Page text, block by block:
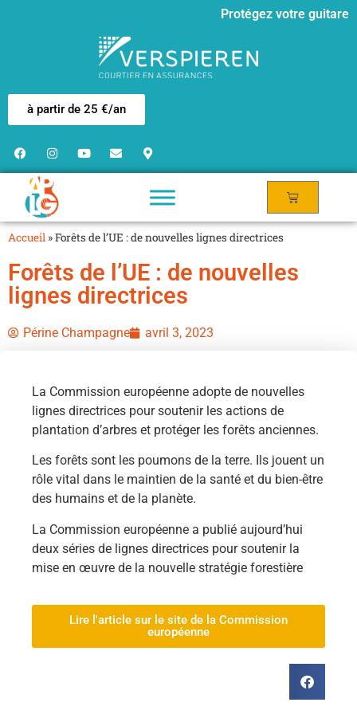
Protégez votre guitare
à partir de 25 €/an
Accueil »Forêts de l’UE : de nouvelles lignes directrices
Forêts de l’UE : de nouvelles
lignes directrices
Périne Champagne avril 3, 2023
La Commission européenne adopte de nouvelles
lignes directrices pour soutenir les actions de
plantation d’arbres et protéger les forêts anciennes.
Les forêts sont les poumons de la terre. Ils jouent un
rôle vital dans le maintien de la santé et du bien-être
des humains et de la planète.
La Commission européenne a publié aujourd’hui
deux séries de lignes directrices pour soutenir la
mise en œuvre de la nouvelle stratégie forestière
Lire l'article sur le site de la Commission
européenne